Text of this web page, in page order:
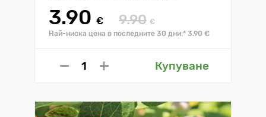
3.90 € 9.90 €
Най-ниска цена в последните 30 дни:* 3.90 €
Купуване